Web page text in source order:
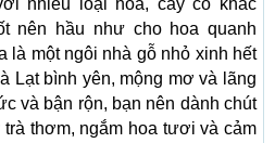
nhiều loại hoa, cây cỏ khác
nên hầu như cho hoa quanh
là một ngôi nhà gỗ nhỏ xinh hết
Lạt bình yên, mộng mơ và lãng
và bận rộn, bạn nên dành chút
thơm, ngắm hoa tươi và cảm